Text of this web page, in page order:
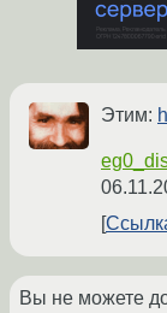
Этим:
Вы не можете